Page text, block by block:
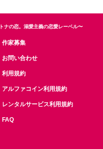
ナの恋。溺愛主義の恋愛レーベル〜
作家募集
お問い合わせ
利用規約
アルファコイン利用規約
レンタルサービス利用規約
FAQ